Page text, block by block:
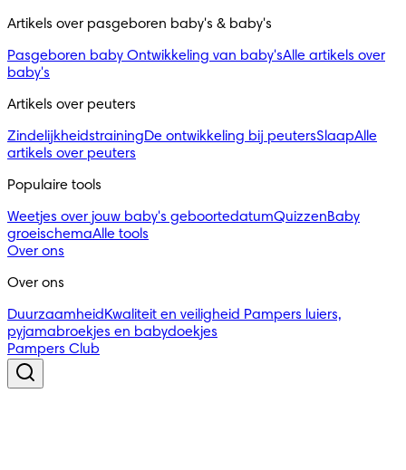
Artikels over pasgeboren baby's & baby's
Pasgeboren baby Ontwikkeling van baby'sAlle artikels over
baby's
Artikels over peuters
ZindelijkheidstrainingDe ontwikkeling bij peutersSlaapAlle
artikels over peuters
Populaire tools
Weetjes over jouw baby's geboortedatumQuizzenBaby
groeischemaAlle tools
Over ons
Over ons
Duurzaamheid Kwaliteit en veiligheid Pampers luiers,
pyjamabroekjes en babydoekjes
Pampers Club